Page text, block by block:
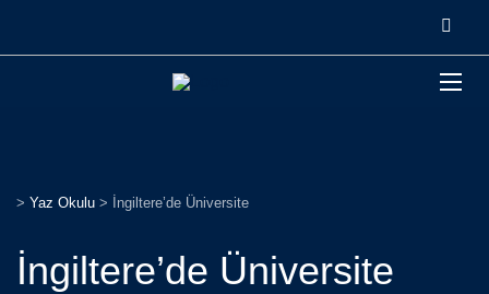
> Yaz Okulu > İngiltere’de Üniversite
İngiltere’de Üniversite